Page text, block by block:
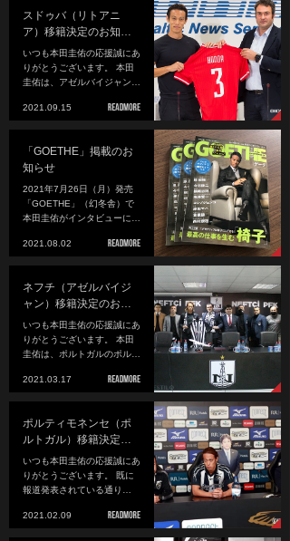
スドゥバ（リトアニ
ア）移籍決定のお知…
いつも本田圭佑の応援誠にあ
りがとうございます。 本田
圭佑は、アゼルバイジャン…
2021.09.15
「GOETHE」掲載のお
知らせ
2021年7月26日（月）発売
「GOETHE」（幻冬舎）で
本田圭佑がインタビューに…
2021.08.02
ネフチ（アゼルバイジ
ャン）移籍決定のお…
いつも本田圭佑の応援誠にあ
りがとうございます。 本田
圭佑は、ポルトガルのポル…
2021.03.17
ポルティモネンセ（ポ
ルトガル）移籍決定…
いつも本田圭佑の応援誠にあ
りがとうございます。 既に
報道発表されている通り…
2021.02.09